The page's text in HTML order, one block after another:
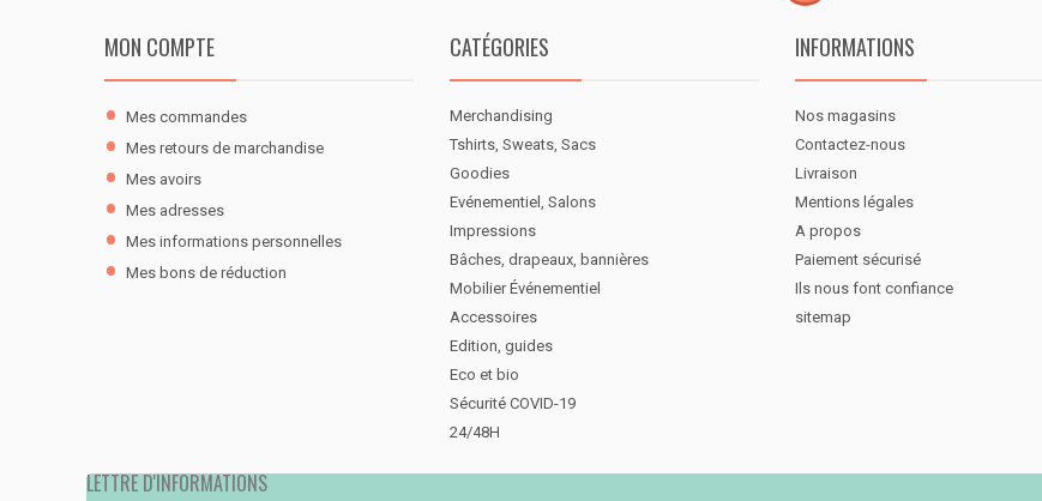
MON COMPTE
Mes commandes
Mes retours de marchandise
Mes avoirs
Mes adresses
Mes informations personnelles
Mes bons de réduction
CATÉGORIES
Merchandising
Tshirts, Sweats, Sacs
Goodies
Evénementiel, Salons
Impressions
Bâches, drapeaux, bannières
Mobilier Événementiel
Accessoires
Edition, guides
Eco et bio
Sécurité COVID-19
24/48H
INFORMATIONS
Nos magasins
Contactez-nous
Livraison
Mentions légales
A propos
Paiement sécurisé
Ils nous font confiance
sitemap
LETTRE D'INFORMATIONS